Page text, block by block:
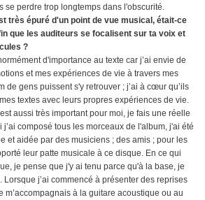
se perdre trop longtemps dans l'obscurité.
très épuré d'un point de vue musical, était-ce
que les auditeurs se focalisent sur ta voix et
?
d'importance au texte car j’ai envie de
et mes expériences de vie à travers mes
de gens puissent s'y retrouver ; j’ai à cœur qu’ils
textes avec leurs propres expériences de vie.
aussi très important pour moi, je fais une réelle
composé tous les morceaux de l'album, j'ai été
et aidée par des musiciens ; des amis ; pour les
leur patte musicale à ce disque. En ce qui
je pense que j'y ai tenu parce qu'à la base, je
j’ai commencé à présenter des reprises
m’accompagnais à la guitare acoustique ou au